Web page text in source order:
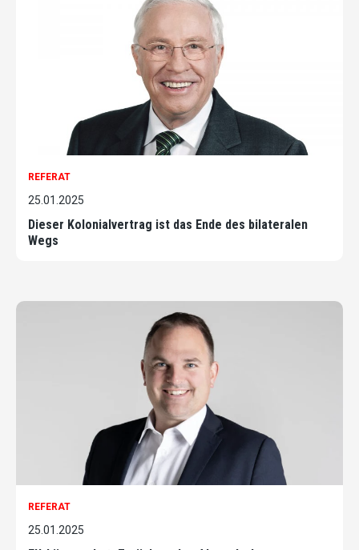
REFERAT
25.01.2025
Dieser Kolonialvertrag ist das Ende des bilateralen
Wegs
REFERAT
25.01.2025